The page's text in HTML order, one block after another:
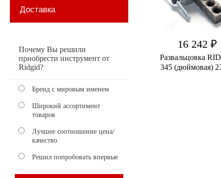
Доставка
Почему Вы решили
приобрести инструмент от
Ridgid?
Бренд с мировым именем
Широкий ассортимент
товаров
Лучшее соотношение цена/
качество
Решил попробовать впервые
16 242 ₽
Развальцовка
345 (дюймовая)